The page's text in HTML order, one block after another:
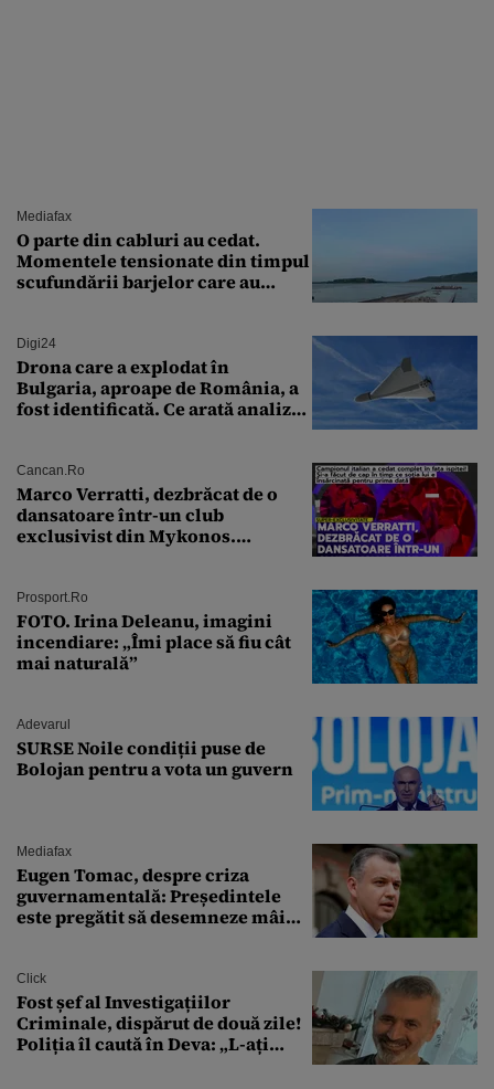
Mediafax
O parte din cabluri au cedat.
Momentele tensionate din timpul
scufundării barjelor care au
Digi24
Drona care a explodat în
Bulgaria, aproape de România, a
fost identificată. Ce arată analiza
Cancan.ro
Marco Verratti, dezbrăcat de o
dansatoare într-un club
exclusivist din Mykonos.
Prosport.ro
FOTO. Irina Deleanu, imagini
incendiare: „Îmi place să fiu cât
mai naturală”
Adevarul
SURSE Noile condiții puse de
Bolojan pentru a vota un guvern
Mediafax
Eugen Tomac, despre criza
guvernamentală: Președintele
este pregătit să desemneze mâine
Click
Fost șef al Investigațiilor
Criminale, dispărut de două zile!
Poliția îl caută în Deva: „L-ați